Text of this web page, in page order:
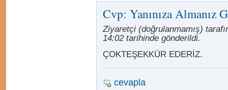
Cvp: Yanınıza Almanız
Ziyaretçi (doğrulanmamış)
14:02 tarihinde gönderildi.
ÇOKTEŞEKKÜR EDERİZ.
cevapla